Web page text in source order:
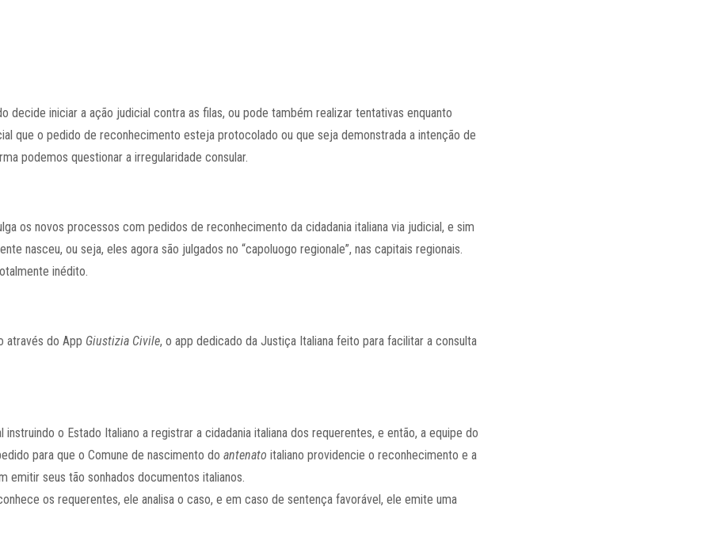
decide iniciar a ação judicial contra as filas, ou pode também realizar tentativas enquanto
que o pedido de reconhecimento esteja protocolado ou que seja demonstrada a intenção de
podemos questionar a irregularidade consular.
os novos processos com pedidos de reconhecimento da cidadania italiana via judicial, e sim
nasceu, ou seja, eles agora são julgados no “capoluogo regionale”, nas capitais regionais.
inédito.
através do App Giustizia Civile, o app dedicado da Justiça Italiana feito para facilitar a consulta
o Estado Italiano a registrar a cidadania italiana dos requerentes, e então, a equipe do
para que o Comune de nascimento do antenato italiano providencie o reconhecimento e a
emitir seus tão sonhados documentos italianos.
os requerentes, ele analisa o caso, e em caso de sentença favorável, ele emite uma